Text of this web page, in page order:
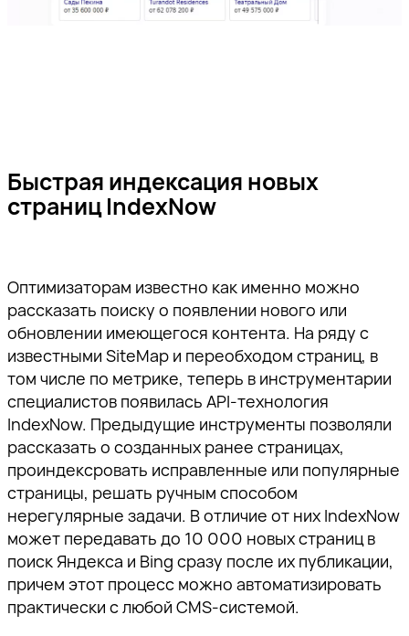
Быстрая индексация новых
страниц IndexNow
Оптимизаторам известно как именно можно
рассказать поиску о появлении нового или
обновлении имеющегося контента. На ряду с
известными SiteMap и переобходом страниц, в
том числе по метрике, теперь в инструментарии
специалистов появилась API-технология
IndexNow. Предыдущие инструменты позволяли
рассказать о созданных ранее страницах,
проиндексровать исправленные или популярные
страницы, решать ручным способом
нерегулярные задачи. В отличие от них IndexNow
может передавать до 10 000 новых страниц в
поиск Яндекса и Bing сразу после их публикации,
причем этот процесс можно автоматизировать
практически с любой CMS-системой.